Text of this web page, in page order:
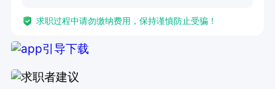
士加入，共同开启职业新征程！
求职过程中请勿缴纳费用，保持谨慎防止受骗！